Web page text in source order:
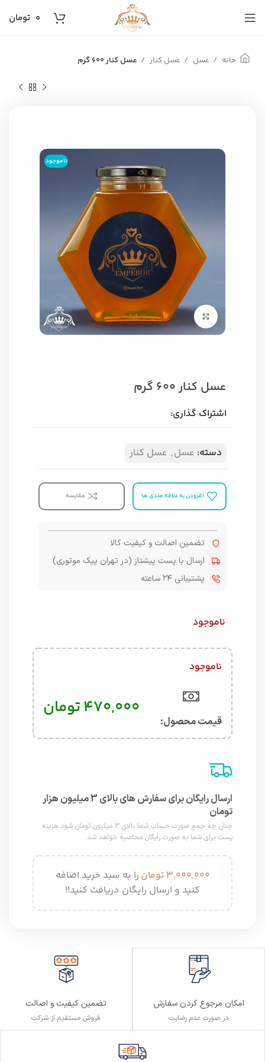
۰ تومان
خانه عسل عسل کنار عسل کنار 600 گرم
ناموجود
برای بزرگنمایی کلیک کنید
عسل کنار 600 گرم
اشتراک گذاری:
دسته: عسل, عسل کنار
افزودن به علاقه مندی ها مقایسه
تضمین اصالت و کیفیت کالا
ارسال با پست پیشتاز (در تهران پیک موتوری)
پشتیبانی ۲۴ ساعته
ناموجود
ناموجود
قیمت محصول:​
۴۷۰,۰۰۰تومان
ارسال رایگان برای سفارش های بالای 3 میلیون هزار
تومان
چنان چه جمع صورت حساب شما بالای 3 میلیون تومان شود هزینه
پست برای شما به صورت رایگان محاصبه خواهد شد.
۳,۰۰۰,۰۰۰ تومان را به سبد خرید اضافه
کنید و ارسال رایگان دریافت کنید!!
امکان مرجوع کردن سفارش
در صورت عدم رضایت
تضمین کیفیت و اصالت
فروش مستقیم از شرکت